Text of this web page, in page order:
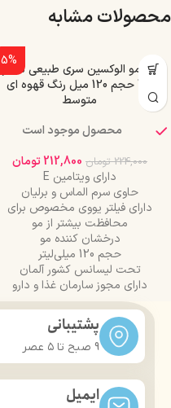
محصولات مشابه
5%
رنگ مو الوکسین سری طبیعی شماره
0-4 حجم 120 میل رنگ قهوه ای
متوسط
محصول موجود است
224,000 تومان 212,800تومان
دارای ویتامین E
حاوی سرم الماس و برلیان
دارای فیلتر یووی مخصوص برای
محافظت بیشتر از مو
درخشان کننده مو
حجم 120 میلی‌لیتر
تحت لیسانس کشور آلمان
دارای مجوز سارمان غذا و دارو
پشتیبانی
9 صبح تا ۵ عصر
ایمیل